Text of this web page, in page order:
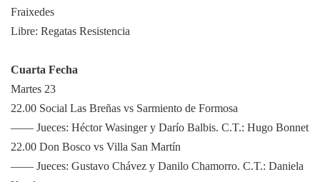
Fraixedes
Libre: Regatas Resistencia
Cuarta Fecha
Martes 23
22.00 Social Las Breñas vs Sarmiento de Formosa
—— Jueces: Héctor Wasinger y Darío Balbis. C.T.: Hugo Bonnet
22.00 Don Bosco vs Villa San Martín
—— Jueces: Gustavo Chávez y Danilo Chamorro. C.T.: Daniela